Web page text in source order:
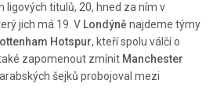
ligových titulů, 20, hned za ním v
jich má 19. V Londýně najdeme týmy
Hotspur, kteří spolu válčí o
zapomenout zmínit Manchester
šejků probojoval mezi